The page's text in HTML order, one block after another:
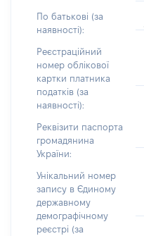
По батькові (за
наявності):
Реєстраційний
номер облікової
картки платника
податків (за
наявності):
Реквізити паспорта
громадянина
України:
Унікальний номер
запису в Єдиному
державному
демографічному
реєстрі (за